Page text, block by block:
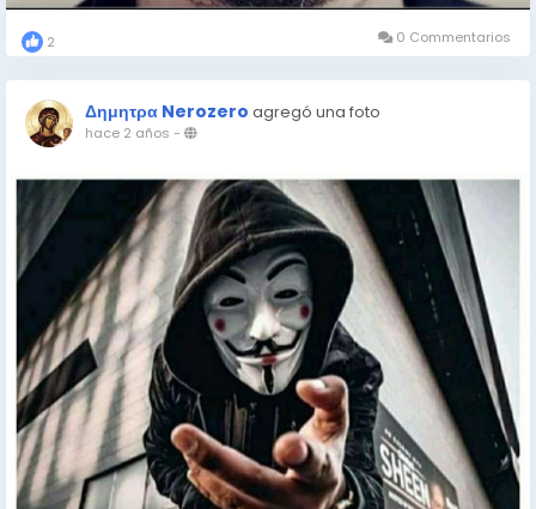
2 0 Commentarios
Δημητρα Nerozero agregó una foto
hace 2 años -